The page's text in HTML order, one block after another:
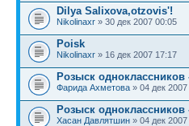
Dilya Salixova,otzovis'!
Nikolinaxr » 30 дек 2007 00:05
Poisk
Nikolinaxr » 16 дек 2007 17:17
Розыск
Фарида Ахметова » 04 дек
Розыск
Хасан Давлятшин » 04 дек